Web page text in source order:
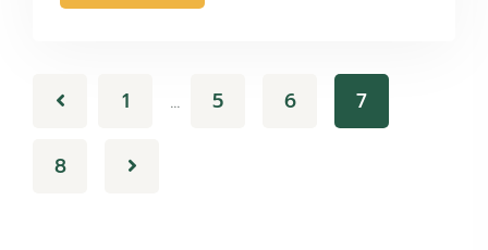
1 … 5 6 7
8